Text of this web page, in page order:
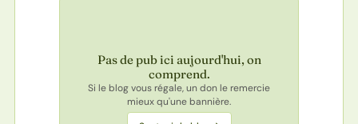
Pas de pub ici aujourd'hui, on
comprend.
Si le blog vous régale, un don le remercie
mieux qu'une bannière.